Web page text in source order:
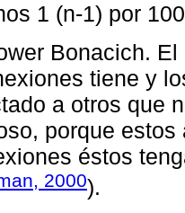
1 (n-1) por
Bonacich.
tiene y
a otros que
porque
éstos
2000).